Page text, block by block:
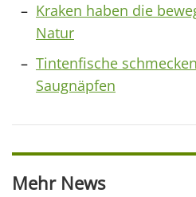
Kraken haben die
Natur
Tintenfische
Saugnäpfen
Mehr News